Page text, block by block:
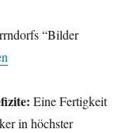
“Bilder
Eine Fertigkeit
in höchster